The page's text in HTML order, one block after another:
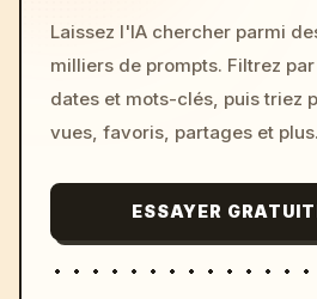
Laissez l'IA chercher parmi
milliers de prompts. Filtrez
dates et mots-clés, puis triez
vues, favoris, partages et plus.
ESSAYER